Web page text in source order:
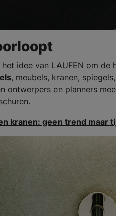
idee van LAUFEN om de
, meubels, kranen,
ontwerpers en planners
kranen: geen trend maar